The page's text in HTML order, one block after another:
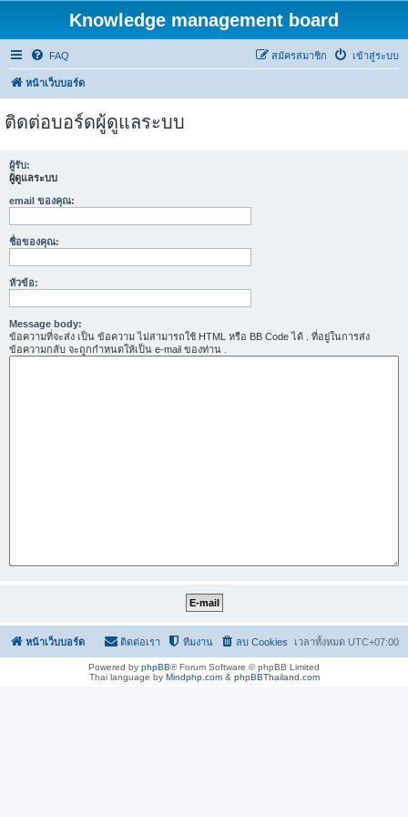
Knowledge management board
FAQ เข้าสู่ระบบ
สมัครสมาชิก
หน้าเว็บบอร์ด
ติดต่อบอร์ดผู้ดูแลระบบ
ผู้รับ:
ผู้ดูแลระบบ
email ของคุณ:
ชื่อของคุณ:
หัวข้อ:
Message body:
ข้อความที่จะส่ง เป็น ข้อความ ไม่สามารถใช้ HTML หรือ BB Code ได้ . ที่อยู่ในการส่ง
ข้อความกลับ จะถูกกำหนดให้เป็น e-mail ของท่าน .
หน้าเว็บบอร์ด เวลาทั้งหมด UTC+07:00
ลบ Cookies
ทีมงาน
ติดต่อเรา
Powered by phpBB® Forum Software © phpBB Limited
Thai language by Mindphp.com& phpBBThailand.com